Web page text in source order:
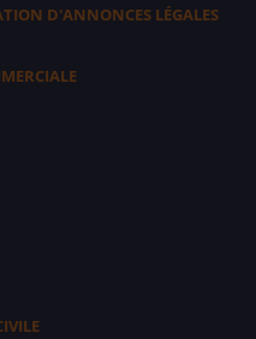
D'ANNONCES LÉGALES